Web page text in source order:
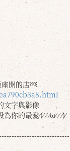
座開的店￼
文字與影像
的最愛⁄(⁄ ⁄ ⁄ω⁄ ⁄ ⁄)⁄